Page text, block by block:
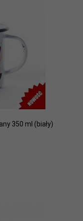
350 ml (biały)